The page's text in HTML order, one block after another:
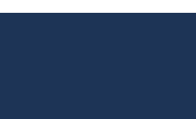
السفلية